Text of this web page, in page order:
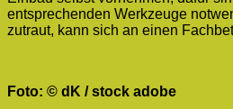
entsprechenden Werkzeuge
zutraut, kann sich an einen
Foto: © dK / stock adobe